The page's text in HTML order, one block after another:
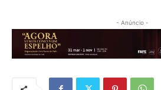
- Anúncio -